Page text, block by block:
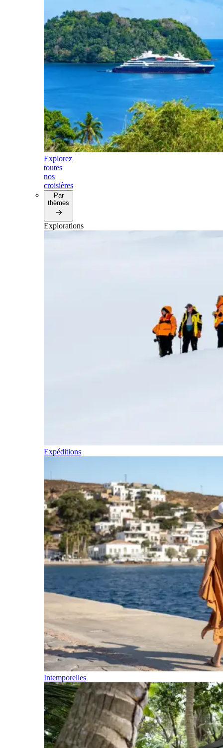
Explorez
toutes
nos
croisières
Par
thèmes
Explorations
Expéditions
Intemporelles